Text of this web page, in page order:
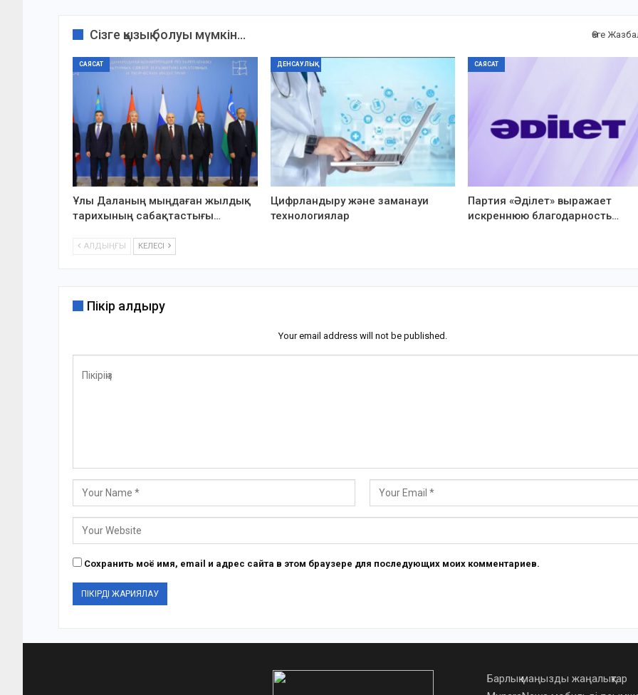
Сізге қызық болуы мүмкін... Өзге
САЯСАТ
Ұлы Даланың мыңдаған жылдық
тарихының сабақтастығы…
ДЕНСАУЛЫҚ
Цифрландыру және заманауи
технологиялар
САЯСАТ
Партия «Әділет» выражает
искреннюю благодарность…
АЛДЫҢҒЫ КЕЛЕСІ
Пікір қалдыру
Your email address will not be published.
Сохранить моё имя, email и адрес сайта в этом браузере для последующих моих комментариев.
Барлық маңызды жаңалықтар